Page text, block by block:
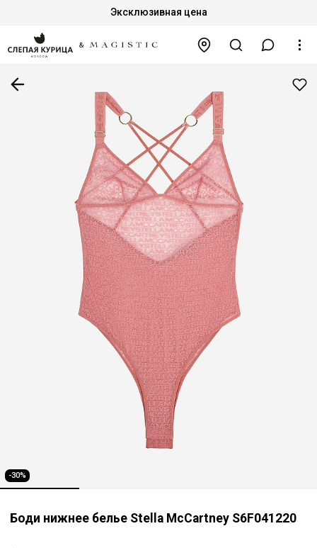
Эксклюзивная цена
-30%
Боди нижнее белье Stella McCartney S6F041220